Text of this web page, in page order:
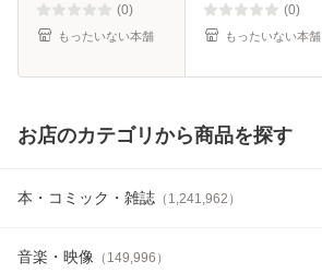
(0)
もったいない本舗
(0)
もったいない本舗
お店のカテゴリから商品を探す
本・コミック・雑誌 （ 1,241,962 ）
音楽・映像 （ 149,996 ）